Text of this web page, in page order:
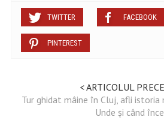
TWITTER FACEBOOK
PINTEREST
< ARTICOLUL
Tur ghidat mâine în Cluj, afli istoria
Unde și când